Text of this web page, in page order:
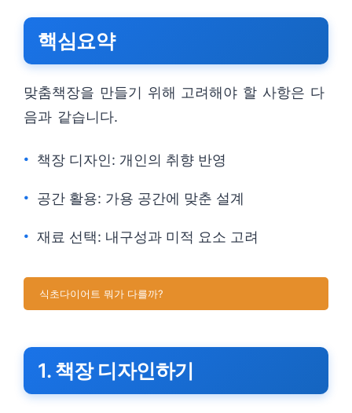
핵심요약
맞춤책장을 만들기 위해 고려해야 할 사항은 다
음과 같습니다.
책장 디자인: 개인의 취향 반영
공간 활용: 가용 공간에 맞춘 설계
재료 선택: 내구성과 미적 요소 고려
식초다이어트 뭐가 다를까?
1. 책장 디자인하기